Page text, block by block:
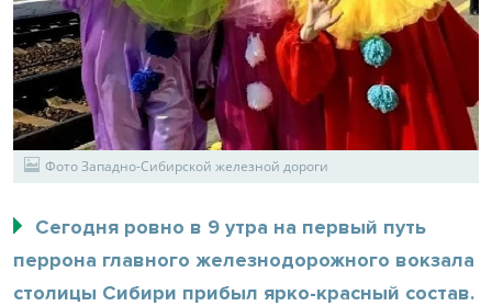
Фото Западно-Сибирской железной дороги
Сегодня ровно в 9 утра на первый путь
перрона главного железнодорожного вокзала
столицы Сибири прибыл ярко-красный состав.